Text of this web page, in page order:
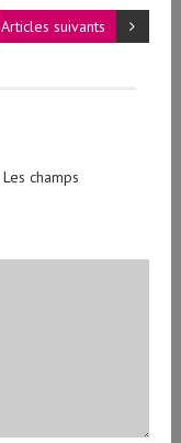
Articles suivants
Les champs